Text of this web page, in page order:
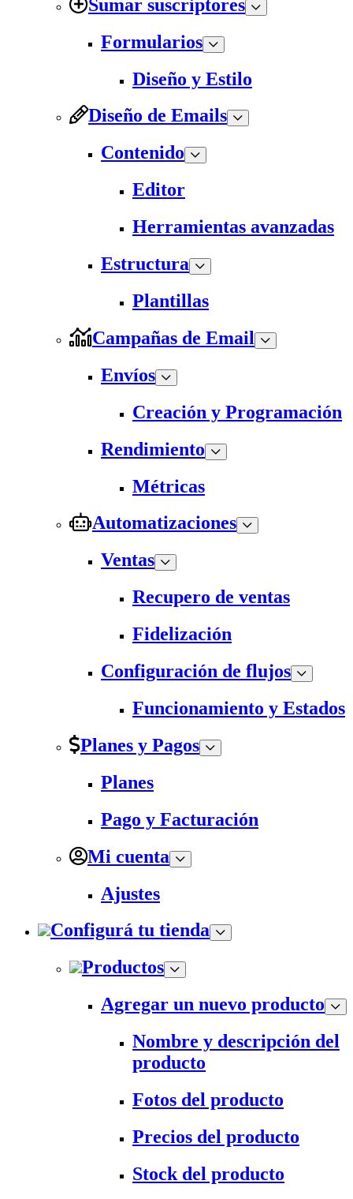
Sumar suscriptores
Formularios
Diseño y Estilo
Diseño de Emails
Contenido
Editor
Herramientas avanzadas
Estructura
Plantillas
Campañas de Email
Envíos
Creación y Programación
Rendimiento
Métricas
Automatizaciones
Ventas
Recupero de ventas
Fidelización
Configuración de flujos
Funcionamiento y Estados
Planes y Pagos
Planes
Pago y Facturación
Mi cuenta
Ajustes
Configurá tu tienda
Productos
Agregar un nuevo producto
Nombre y descripción del
producto
Fotos del producto
Precios del producto
Stock del producto